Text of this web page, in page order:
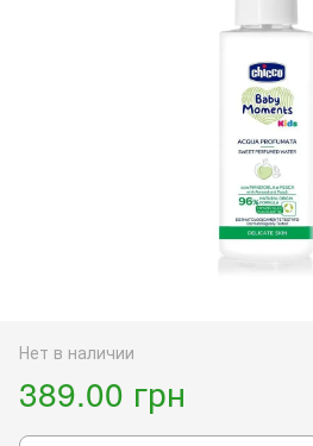
Нет в наличии
389.00 грн